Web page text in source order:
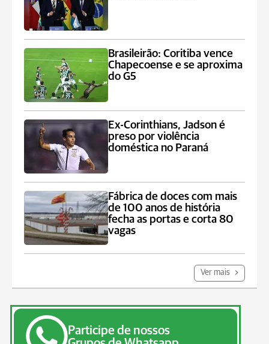
Brasileirão: Coritiba vence
Chapecoense e se aproxima
do G5
Ex-Corinthians, Jadson é
preso por violência
doméstica no Paraná
Fábrica de doces com mais
de 100 anos de história
fecha as portas e corta 80
vagas
Ver mais
Participe de nossos